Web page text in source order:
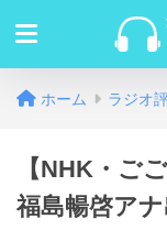
ホーム ラジオ
【NHK・ご
福島暢啓ア